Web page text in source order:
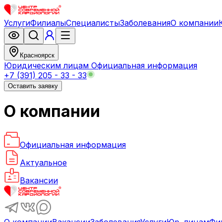
УслугиФилиалыСпециалистыЗаболеванияО компании
Красноярск
Юридическим лицам Официальная информация
+7 (391) 205 - 33 - 33
Оставить заявку
О компании
Официальная информация
Актуальное
Вакансии